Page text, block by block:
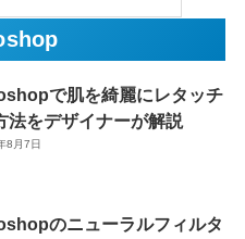
で肌を綺麗にレタッチ
法をデザイナーが解説
8月7日
のニューラルフィルタ